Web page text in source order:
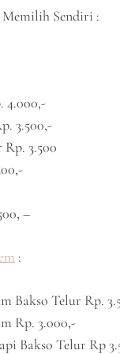
Sendiri :
4.000,-
3.500,-
3.500
–
:
Bakso Telur Rp.
Rp. 3.000,-
Bakso Telur Rp